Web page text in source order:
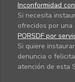
Inconformidad
Si necesita
ofrecidos por una
PQRSDF por
Si quiere
denuncia o
atención de esta